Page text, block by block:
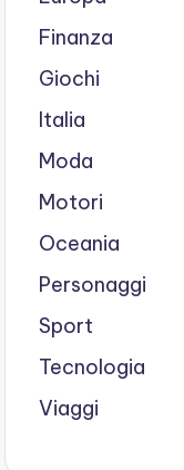
Finanza
Giochi
Italia
Moda
Motori
Oceania
Personaggi
Sport
Tecnologia
Viaggi